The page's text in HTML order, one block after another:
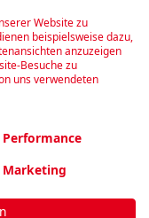
(z.B.
transferiert. Ich
personalisierte
Website zu
beispielsweise dazu,
anzuzeigen
Besuche zu
uns verwendeten
Performance
Marketing